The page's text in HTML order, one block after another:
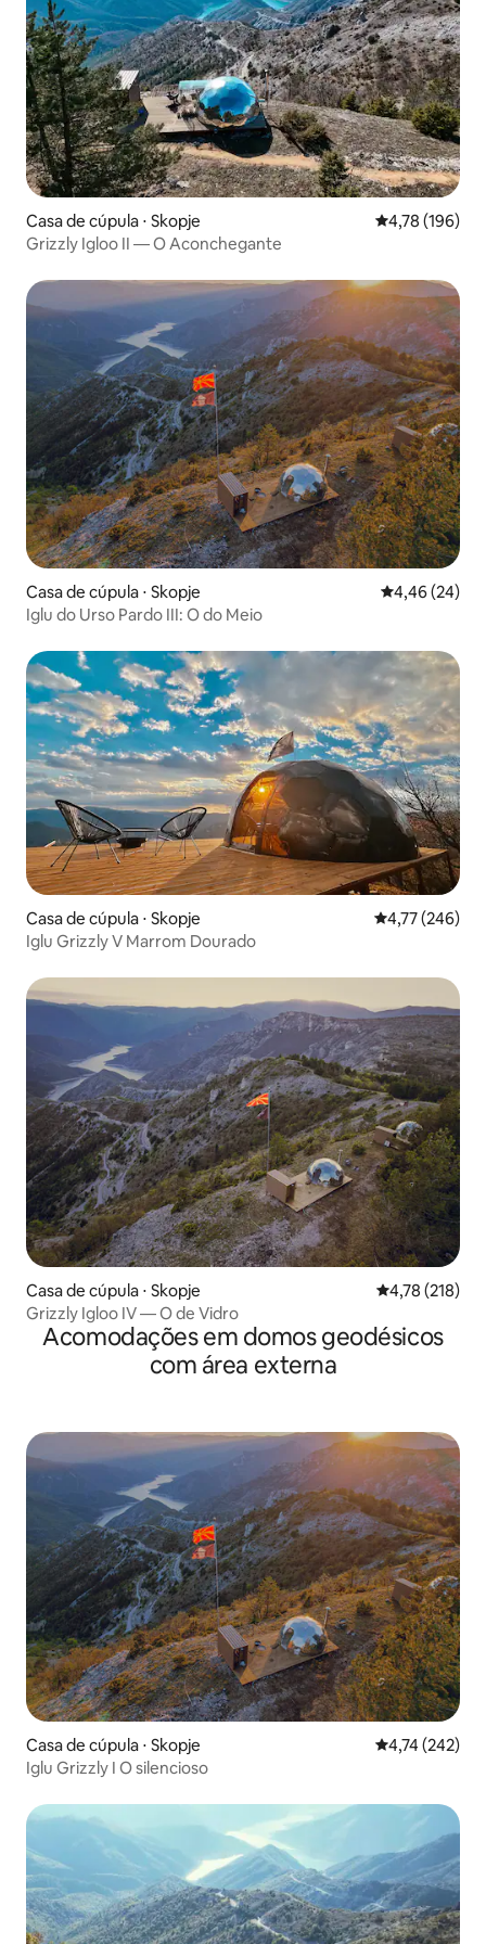
Casa de cúpula ⋅ Skopje 4,78 de uma
4,78 (196)
Grizzly Igloo II — O Aconchegante
Casa de cúpula ⋅ Skopje 4,46 de uma
4,46 (24)
Iglu do Urso Pardo III: O do Meio
Casa de cúpula ⋅ Skopje 4,77 de uma
4,77 (246)
Iglu Grizzly V Marrom Dourado
Casa de cúpula ⋅ Skopje 4,78 de uma
4,78 (218)
Grizzly Igloo IV — O de Vidro
Acomodações em domos geodésicos
com área externa
Casa de cúpula ⋅ Skopje 4,74 de uma
4,74 (242)
Iglu Grizzly I O silencioso